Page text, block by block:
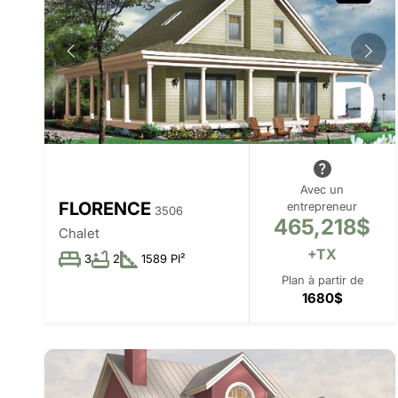
FLORENCE 3506
Chalet
3 2 1589 PI²
Avec un
entrepreneur
465,218$
+TX
Plan à partir de
1680$